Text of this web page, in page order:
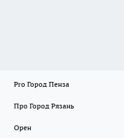
Pro Город Пенза
Про Город Рязань
Орен